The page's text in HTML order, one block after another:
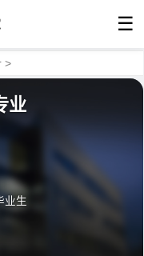
☰
>
业
业生